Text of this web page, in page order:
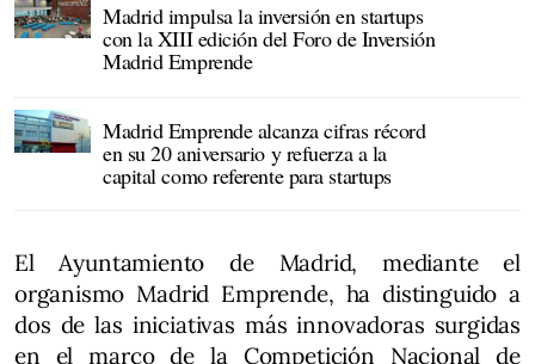
Madrid impulsa la inversión en startups
con la XIII edición del Foro de Inversión
Madrid Emprende
Madrid Emprende alcanza cifras récord
en su 20 aniversario y refuerza a la
capital como referente para startups
El Ayuntamiento de Madrid, mediante el
organismo Madrid Emprende, ha distinguido a
dos de las iniciativas más innovadoras surgidas
en el marco de la Competición Nacional de